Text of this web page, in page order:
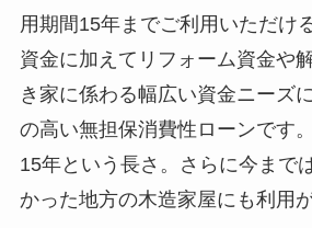
用期間15年までご利用いただけ
資金に加えてリフォーム資金や
き家に係わる幅広い資金ニーズ
の高い無担保消費性ローンです
15年という長さ。さらに今まで
かった地方の木造家屋にも利用